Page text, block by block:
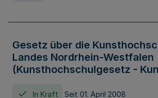
Gesetz über die
Landes Nordrhein-Westfalen
(Kunsthochschulgesetz -
In Kraft Seit 01. April 2008